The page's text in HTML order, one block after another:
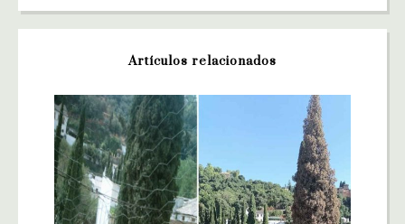
Artículos relacionados